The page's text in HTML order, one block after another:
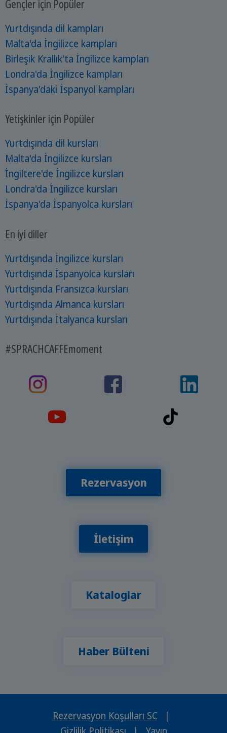
Gençler için Popüler
Yurtdışında dil kampları
Malta'da İngilizce kampları
Birleşik Krallık'ta İngilizce kampları
Londra'da İngilizce kampları
İspanya'daki İspanyol kampları
Yetişkinler için Popüler
Yurtdışında dil kursları
Malta'da İngilizce kursları
İngiltere'de İngilizce kursları
Londra'da İngilizce kursları
İspanya'da İspanyolca kursları
En iyi diller
Yurtdışında İngilizce kursları
Yurtdışında İspanyolca kursları
Yurtdışında Fransızca kursları
Yurtdışında Almanca kursları
Yurtdışında İtalyanca kursları
#SPRACHCAFFEmoment
Rezervasyon
İletişim
Kataloglar
Haber Bülteni
Rezervasyon Koşulları SC
|